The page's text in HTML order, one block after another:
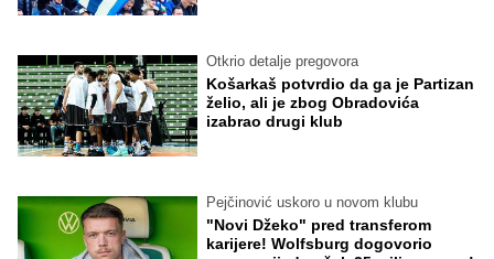
Otkrio detalje pregovora
Košarkaš potvrdio da ga je Partizan
želio, ali je zbog Obradovića
izabrao drugi klub
Pejčinović uskoro u novom klubu
"Novi Džeko" pred transferom
karijere! Wolfsburg dogovorio